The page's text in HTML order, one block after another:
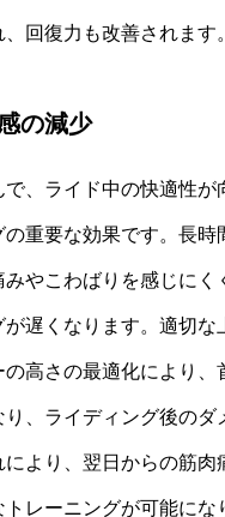
回復力も改善されます。
の減少
、ライド中の快適性が
の重要な効果です。長時
みやこわばりを感じにく
遅くなります。適切な
高さの最適化により、
、ライディング後のダ
により、翌日からの筋肉
レーニングが可能にな